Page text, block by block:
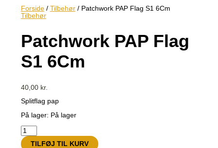
Forside/ Tilbehør/ Patchwork PAP Flag S1 6Cm
Tilbehør
Patchwork PAP Flag
S1 6Cm
40,00 kr.
Splitflag pap
På lager: På lager
TILFØJ TIL KURV